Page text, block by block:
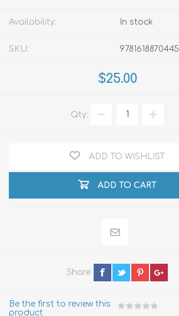
Availability: In stock
SKU: 9781618870445
$25.00
Qty:
ADD TO WISHLIST
ADD TO CART
Share
Be the first to review this
product